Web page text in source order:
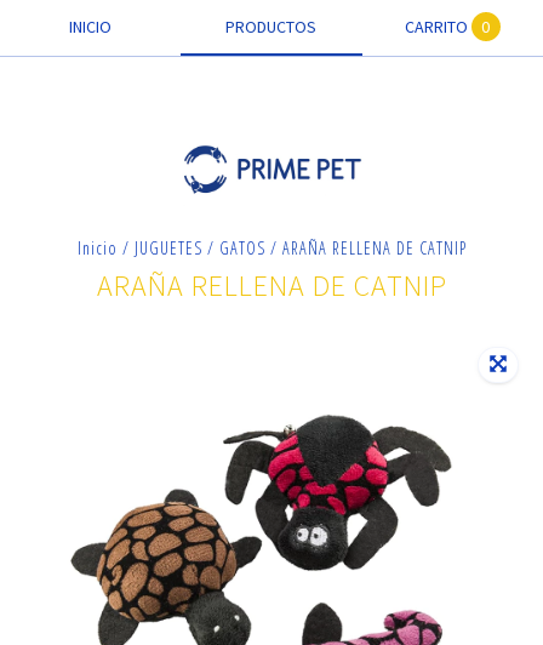
INICIO PRODUCTOS CARRITO 0
Inicio / JUGUETES / GATOS / ARAÑA RELLENA DE CATNIP
ARAÑA RELLENA DE CATNIP